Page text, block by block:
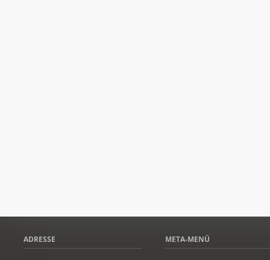
ADRESSE META-MENÜ